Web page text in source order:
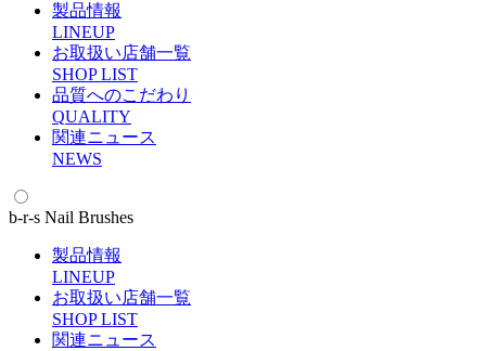
製品情報
LINEUP
お取扱い店舗一覧
SHOP LIST
品質へのこだわり
QUALITY
関連ニュース
NEWS
b-r-s Nail Brushes
製品情報
LINEUP
お取扱い店舗一覧
SHOP LIST
関連ニュース